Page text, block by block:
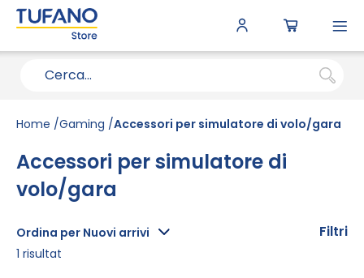
Home Gaming Accessori per simulatore di volo/gara
Accessori per simulatore di
volo/gara
Ordina per Nuovi arrivi
1 risultat
Filtri